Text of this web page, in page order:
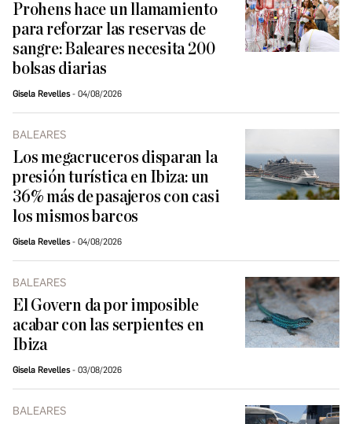
Prohens hace un llamamiento
para reforzar las reservas de
sangre: Baleares necesita 200
bolsas diarias
Gisela Revelles 04/08/2026
BALEARES
Los megacruceros disparan la
presión turística en Ibiza: un
36% más de pasajeros con casi
los mismos barcos
Gisela Revelles 04/08/2026
BALEARES
El Govern da por imposible
acabar con las serpientes en
Ibiza
Gisela Revelles 03/08/2026
BALEARES